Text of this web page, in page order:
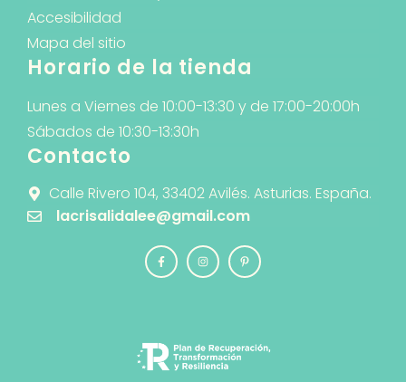
Accesibilidad
Mapa del sitio
Horario de la tienda
Lunes a Viernes de 10:00-13:30 y de 17:00-20:00h
Sábados de 10:30-13:30h
Contacto
Calle Rivero 104, 33402 Avilés. Asturias. España.
lacrisalidalee@gmail.com